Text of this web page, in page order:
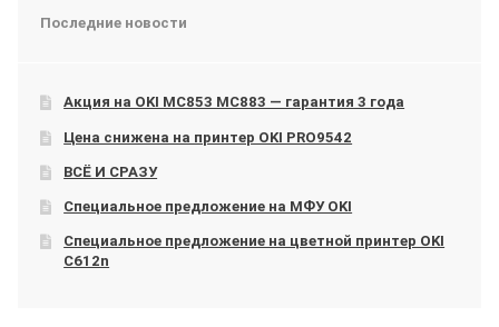
Последние новости
Акция на OKI МС853 МС883 — гарантия 3 года
Цена снижена на принтер OKI PRO9542
ВСЁ И СРАЗУ
Специальное предложение на МФУ OKI
Специальное предложение на цветной принтер OKI
C612n